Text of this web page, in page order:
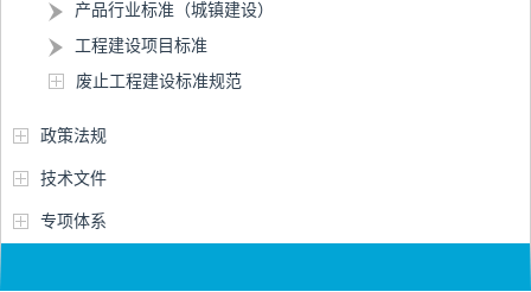
产品行业标准（城镇建设）
工程建设项目标准
废止工程建设标准规范
政策法规
技术文件
专项体系